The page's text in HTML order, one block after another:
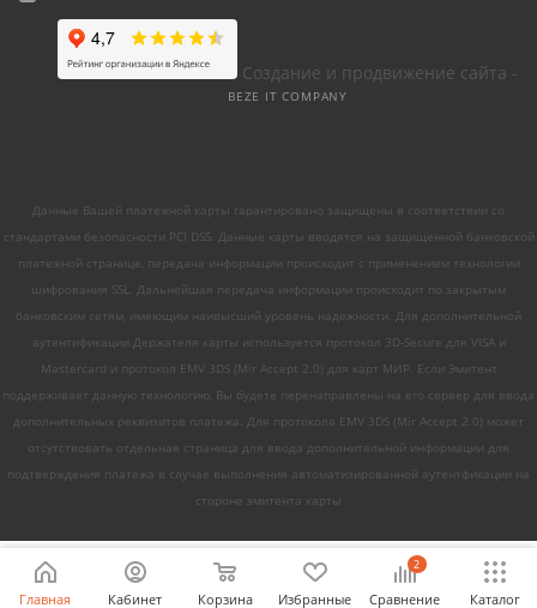
Создание и продвижение сайта -
BEZE IT COMPANY
Данные Вашей платежной карты гарантировано защищены в соответствии со
стандартами безопасности PCI DSS. Данные карты вводятся на защищенной банковской
платежной странице, передача информации происходит с применением технологии
шифрования SSL. Дальнейшая передача информации происходит по закрытым
банковским сетям, имеющим наивысший уровень надежности. Для дополнительной
аутентификации Держателя карты используется протокол 3D-Secure для VISA и
Mastercard и протокол EMV 3DS (Mir Accept 2.0) для карт МИР. Если Эмитент
поддерживает данную технологию, Вы будете перенаправлены на его сервер для ввода
дополнительных реквизитов платежа. Для протокола EMV 3DS (Mir Accept 2.0) может
отсутствовать отдельная страница для ввода дополнительной информации для
подтверждения платежа в случае выполнения автоматизированной аутентфикации на
стороне эмитента карты
Главная Кабинет Корзина Избранные
2
Сравнение Каталог